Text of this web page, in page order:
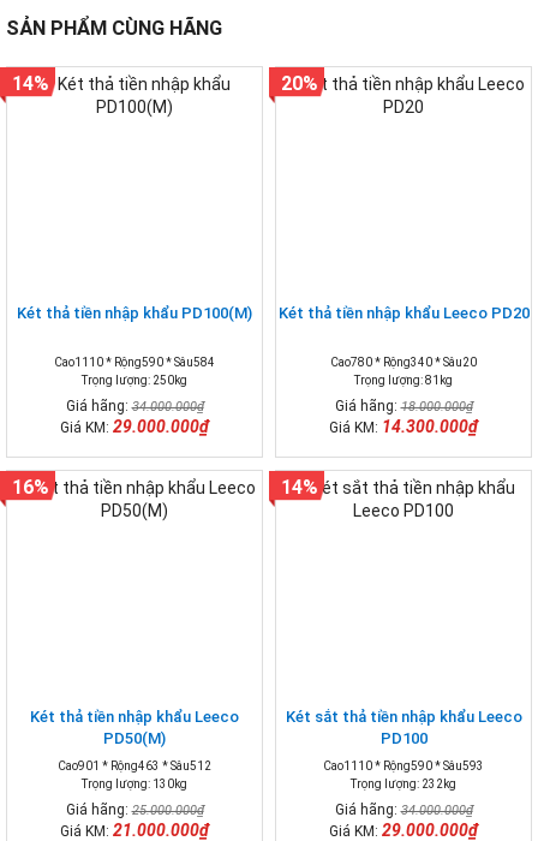
SẢN PHẨM CÙNG HÃNG
Két thả tiền nhập khẩu PD100(M)
Cao1110 * Rộng590 * Sâu584
Trọng lượng: 250kg
Giá hãng:34.000.000₫
Giá KM: 29.000.000₫
14%
Két thả tiền nhập khẩu Leeco PD20
Cao780 * Rộng340 * Sâu20
Trọng lượng: 81kg
Giá hãng:18.000.000₫
Giá KM: 14.300.000₫
20%
Két thả tiền nhập khẩu Leeco
PD50(M)
Cao901 * Rộng463 * Sâu512
Trọng lượng: 130kg
Giá hãng:25.000.000₫
Giá KM: 21.000.000₫
16%
Két sắt thả tiền nhập khẩu Leeco
PD100
Cao1110 * Rộng590 * Sâu593
Trọng lượng: 232kg
Giá hãng:34.000.000₫
Giá KM: 29.000.000₫
14%